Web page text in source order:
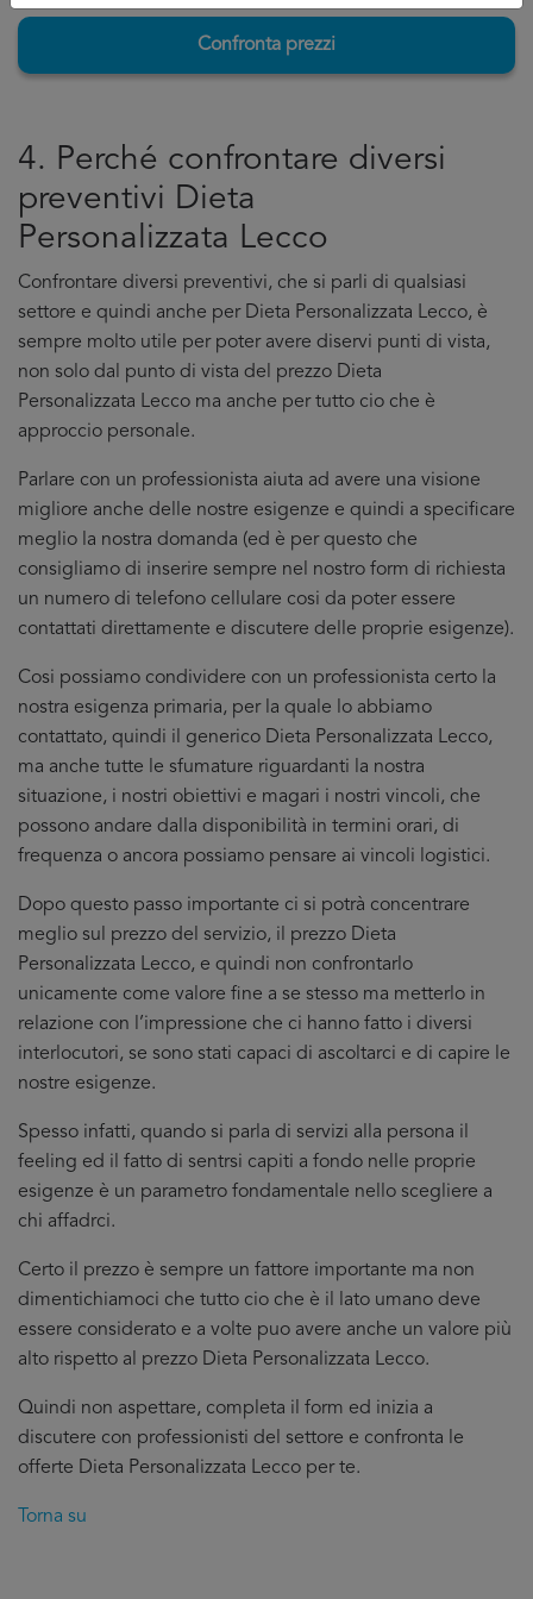
Confronta prezzi
4. Perché confrontare diversi
preventivi Dieta
Personalizzata Lecco
Confrontare diversi preventivi, che si parli di qualsiasi
settore e quindi anche per Dieta Personalizzata Lecco, è
sempre molto utile per poter avere diservi punti di vista,
non solo dal punto di vista del prezzo Dieta
Personalizzata Lecco ma anche per tutto cio che è
approccio personale.
Parlare con un professionista aiuta ad avere una visione
migliore anche delle nostre esigenze e quindi a specificare
meglio la nostra domanda (ed è per questo che
consigliamo di inserire sempre nel nostro form di richiesta
un numero di telefono cellulare cosi da poter essere
contattati direttamente e discutere delle proprie esigenze).
Cosi possiamo condividere con un professionista certo la
nostra esigenza primaria, per la quale lo abbiamo
contattato, quindi il generico Dieta Personalizzata Lecco,
ma anche tutte le sfumature riguardanti la nostra
situazione, i nostri obiettivi e magari i nostri vincoli, che
possono andare dalla disponibilità in termini orari, di
frequenza o ancora possiamo pensare ai vincoli logistici.
Dopo questo passo importante ci si potrà concentrare
meglio sul prezzo del servizio, il prezzo Dieta
Personalizzata Lecco, e quindi non confrontarlo
unicamente come valore fine a se stesso ma metterlo in
relazione con l’impressione che ci hanno fatto i diversi
interlocutori, se sono stati capaci di ascoltarci e di capire le
nostre esigenze.
Spesso infatti, quando si parla di servizi alla persona il
feeling ed il fatto di sentrsi capiti a fondo nelle proprie
esigenze è un parametro fondamentale nello scegliere a
chi affadrci.
Certo il prezzo è sempre un fattore importante ma non
dimentichiamoci che tutto cio che è il lato umano deve
essere considerato e a volte puo avere anche un valore più
alto rispetto al prezzo Dieta Personalizzata Lecco.
Quindi non aspettare, completa il form ed inizia a
discutere con professionisti del settore e confronta le
offerte Dieta Personalizzata Lecco per te.
Torna su